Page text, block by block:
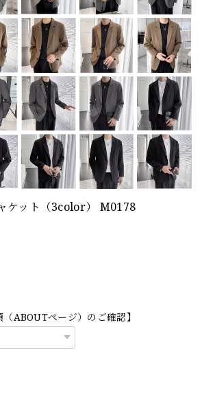
ケット（3color） M0178
（ABOUTページ）のご確認】